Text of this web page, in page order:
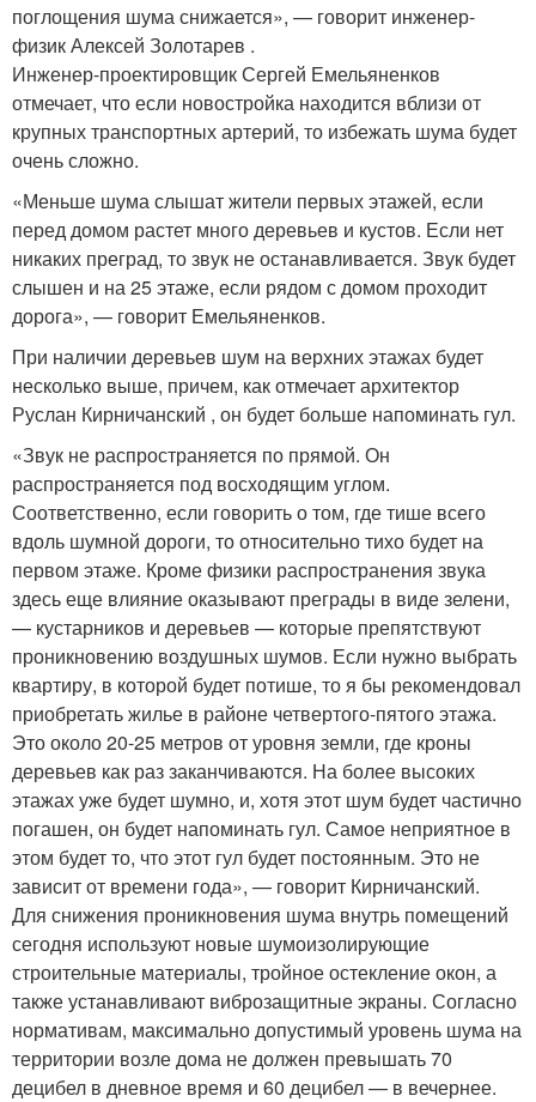
поглощения шума снижается», — говорит инженер-
физик Алексей Золотарев .
Инженер-проектировщик Сергей Емельяненков
отмечает, что если новостройка находится вблизи от
крупных транспортных артерий, то избежать шума будет
очень сложно.
«Меньше шума слышат жители первых этажей, если
перед домом растет много деревьев и кустов. Если нет
никаких преград, то звук не останавливается. Звук будет
слышен и на 25 этаже, если рядом с домом проходит
дорога», — говорит Емельяненков.
При наличии деревьев шум на верхних этажах будет
несколько выше, причем, как отмечает архитектор
Руслан Кирничанский , он будет больше напоминать гул.
«Звук не распространяется по прямой. Он
распространяется под восходящим углом.
Соответственно, если говорить о том, где тише всего
вдоль шумной дороги, то относительно тихо будет на
первом этаже. Кроме физики распространения звука
здесь еще влияние оказывают преграды в виде зелени,
— кустарников и деревьев — которые препятствуют
проникновению воздушных шумов. Если нужно выбрать
квартиру, в которой будет потише, то я бы рекомендовал
приобретать жилье в районе четвертого-пятого этажа.
Это около 20-25 метров от уровня земли, где кроны
деревьев как раз заканчиваются. На более высоких
этажах уже будет шумно, и, хотя этот шум будет частично
погашен, он будет напоминать гул. Самое неприятное в
этом будет то, что этот гул будет постоянным. Это не
зависит от времени года», — говорит Кирничанский.
Для снижения проникновения шума внутрь помещений
сегодня используют новые шумоизолирующие
строительные материалы, тройное остекление окон, а
также устанавливают виброзащитные экраны. Согласно
нормативам, максимально допустимый уровень шума на
территории возле дома не должен превышать 70
децибел в дневное время и 60 децибел — в вечернее.